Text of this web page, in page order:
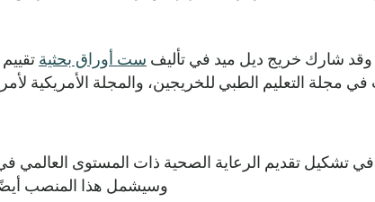
شارك خريج ديل ميد في تأليف ست أوراق بحثية
مجلة التعليم الطبي للخريجين، والمجلة الأمريكية
في تشكيل تقديم الرعاية الصحية ذات المستوى
وسيشمل هذا المنصب